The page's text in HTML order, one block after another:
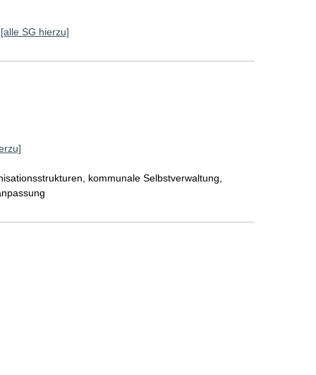
[alle SG hierzu]
kommunale Selbstverwaltung,